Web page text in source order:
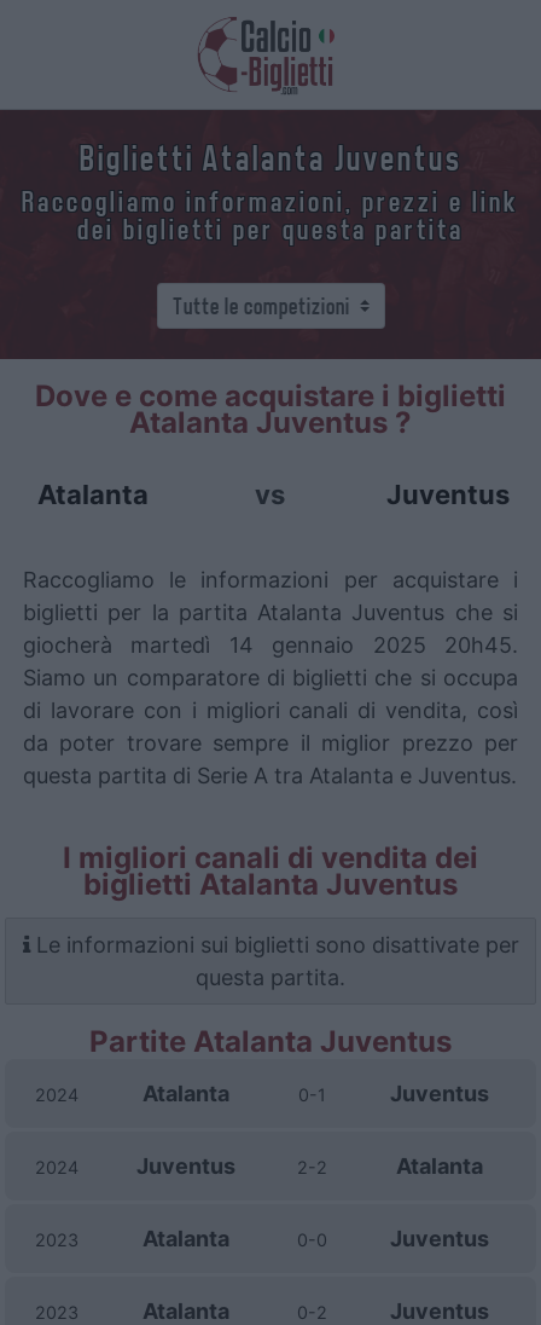
Biglietti Atalanta Juventus
Raccogliamo informazioni, prezzi e link
dei biglietti per questa partita
Dove e come acquistare i biglietti
Atalanta Juventus ?
Atalanta vs Juventus
Raccogliamo le informazioni per acquistare i
biglietti per la partita Atalanta Juventus che si
giocherà martedì 14 gennaio 2025 20h45.
Siamo un comparatore di biglietti che si occupa
di lavorare con i migliori canali di vendita, così
da poter trovare sempre il miglior prezzo per
questa partita di Serie A tra Atalanta e Juventus.
I migliori canali di vendita dei
biglietti Atalanta Juventus
Le informazioni sui biglietti sono disattivate per
questa partita.
Partite Atalanta Juventus
2024 Atalanta 0-1 Juventus
2024 Juventus 2-2 Atalanta
2023 Atalanta 0-0 Juventus
2023 Atalanta 0-2 Juventus